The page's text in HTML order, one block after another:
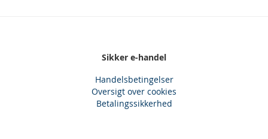
Sikker e-handel
Handelsbetingelser
Oversigt over cookies
Betalingssikkerhed